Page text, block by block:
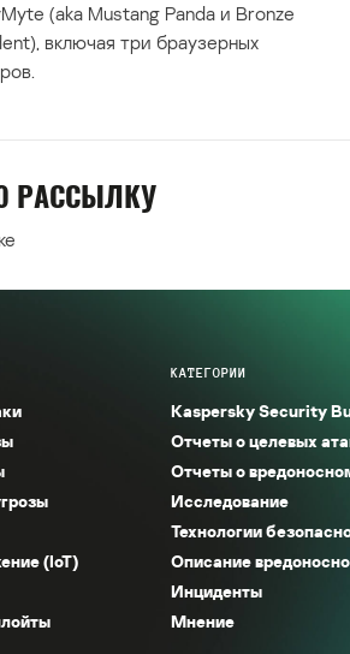
(aka Mustang Panda и Bronze
включая три браузерных
РАССЫЛКУ
(IoT)
КАТЕГОРИИ
Kaspersky Security
Отчеты о целевых
Отчеты о
Исследование
Технологии
Описание
Инциденты
Мнение